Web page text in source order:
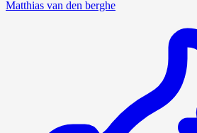
Matthias van den berghe